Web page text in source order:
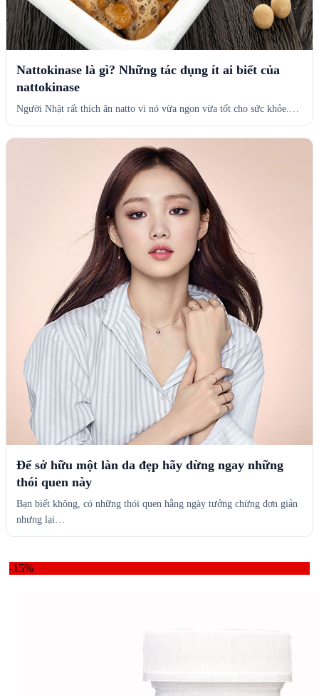
Nattokinase là gì? Những tác dụng ít ai biết của
nattokinase
Người Nhật rất thích ăn natto vì nó vừa ngon vừa tốt cho sức khỏe.…
Để sở hữu một làn da đẹp hãy dừng ngay những
thói quen này
Bạn biết không, có những thói quen hằng ngày tưởng chừng đơn giản
nhưng lại…
-15%